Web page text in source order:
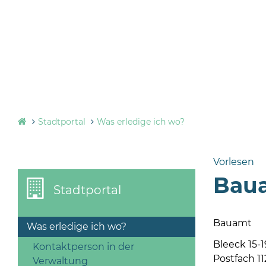
Stadtportal Was erledige ich wo?
Vorlesen
Stadtportal
Was erledige ich wo?
Kontaktperson in der
Verwaltung
Bauamt
Bleeck 15-
Postfach